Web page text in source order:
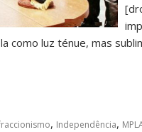
como luz ténue, mas
, Independência,